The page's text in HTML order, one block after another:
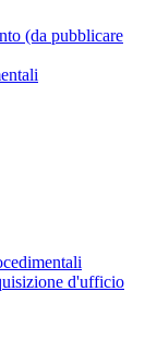
(da pubblicare
d'ufficio